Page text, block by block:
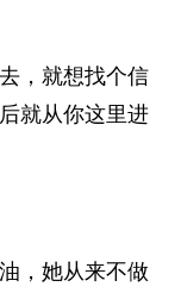
，就想找个信
就从你这里进
，她从来不做